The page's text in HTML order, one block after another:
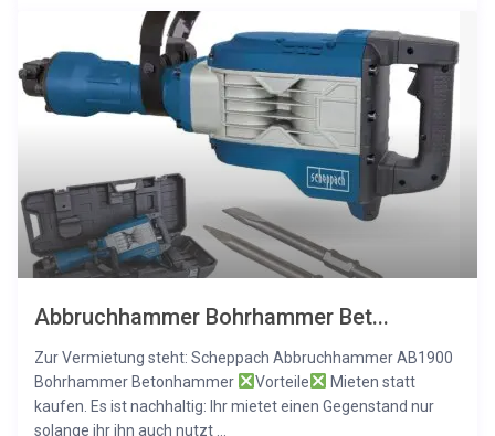
Abbruchhammer Bohrhammer Bet...
Zur Vermietung steht: Scheppach Abbruchhammer AB1900
Bohrhammer Betonhammer
Vorteile
Mieten statt
kaufen. Es ist nachhaltig: Ihr mietet einen Gegenstand nur
solange ihr ihn auch nutzt ...